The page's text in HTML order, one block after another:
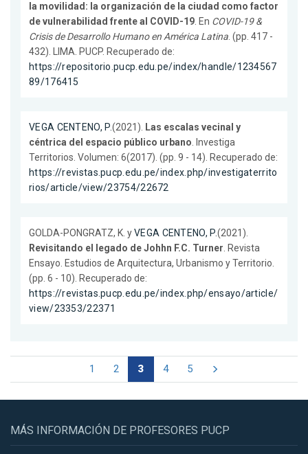
la movilidad: la organización de la ciudad como factor
de vulnerabilidad frente al COVID-19. En COVID-19 &
Crisis de Desarrollo Humano en América Latina. (pp. 417 -
432). LIMA. PUCP. Recuperado de:
https://repositorio.pucp.edu.pe/index/handle/1234567
89/176415
VEGA CENTENO, P.(2021). Las escalas vecinal y
céntrica del espacio público urbano. Investiga
Territorios. Volumen: 6(2017). (pp. 9 - 14). Recuperado de:
https://revistas.pucp.edu.pe/index.php/investigaterrito
rios/article/view/23754/22672
GOLDA-PONGRATZ, K. yVEGA CENTENO, P.(2021).
Revisitando el legado de Johhn F.C. Turner. Revista
Ensayo. Estudios de Arquitectura, Urbanismo y Territorio.
(pp. 6 - 10). Recuperado de:
https://revistas.pucp.edu.pe/index.php/ensayo/article/
view/23353/22371
1 2 3 4 5
MÁS INFORMACIÓN DE PROFESORES PUCP